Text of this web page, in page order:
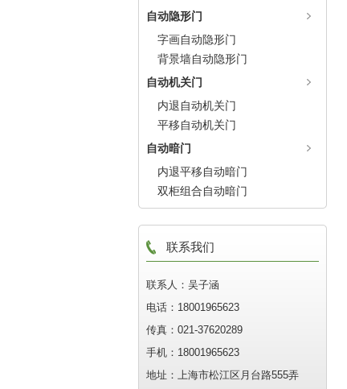
自动隐形门
字画自动隐形门
背景墙自动隐形门
自动机关门
内退自动机关门
平移自动机关门
自动暗门
内退平移自动暗门
双柜组合自动暗门
联系我们
联系人：吴子涵
电话：18001965623
传真：021-37620289
手机：18001965623
地址：上海市松江区月台路555弄